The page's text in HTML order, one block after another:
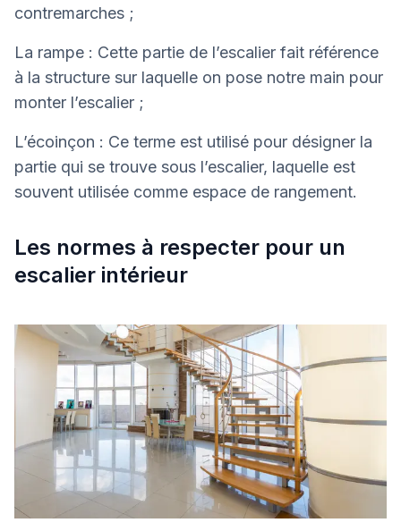
contremarches ;
La rampe : Cette partie de l’escalier fait référence
à la structure sur laquelle on pose notre main pour
monter l’escalier ;
L’écoinçon : Ce terme est utilisé pour désigner la
partie qui se trouve sous l’escalier, laquelle est
souvent utilisée comme espace de rangement.
Les normes à respecter pour un
escalier intérieur